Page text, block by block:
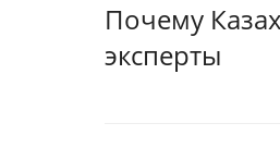
Почему
эксперты